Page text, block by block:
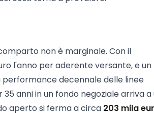
non è marginale. Con il
l'anno per aderente versante, e un
decennale delle linee
anni in un fondo negoziale arriva a
aperto si ferma a circa 203 mila